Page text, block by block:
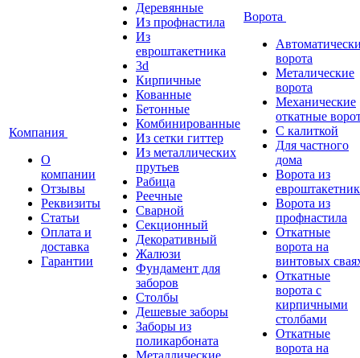
Компания
О
компании
Отзывы
Реквизиты
Статьи
Оплата и
доставка
Гарантии
Деревянные
Из профнастила
Из
евроштакетника
3d
Кирпичные
Кованные
Бетонные
Комбинированные
Из сетки гиттер
Из металлических
прутьев
Рабица
Реечные
Сварной
Секционный
Декоративный
Жалюзи
Фундамент для
заборов
Столбы
Дешевые заборы
Заборы из
поликарбоната
Металлические
Ворота
ворота
Металические
ворота
Механические
откатные
С калиткой
Для частного
дома
Ворота из
Ворота из
профнастила
Откатные
ворота на
винтовых
Откатные
ворота с
кирпичными
столбами
Откатные
ворота на